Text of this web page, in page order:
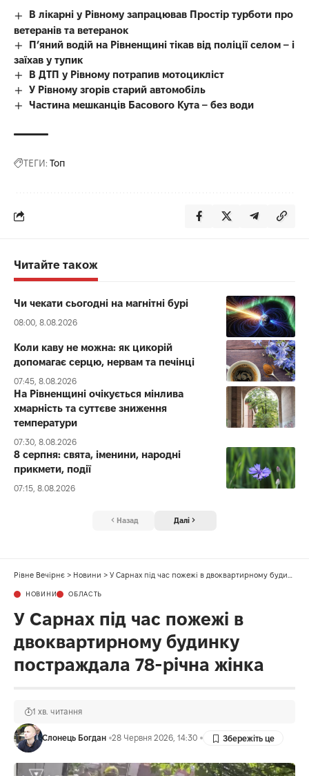
В лікарні у Рівному запрацював Простір турботи про
ветеранів та ветеранок
П’яний водій на Рівненщині тікав від поліції селом – і
заїхав у тупик
В ДТП у Рівному потрапив мотоцикліст
У Рівному згорів старий автомобіль
Частина мешканців Басового Кута – без води
ТЕГИ: Топ
Читайте також
Чи чекати сьогодні на магнітні бурі
08:00, 8.08.2026
Коли каву не можна: як цикорій
допомагає серцю, нервам та печінці
07:45, 8.08.2026
На Рівненщині очікується мінлива
хмарність та суттєве зниження
температури
07:30, 8.08.2026
8 серпня: свята, іменини, народні
прикмети, події
07:15, 8.08.2026
Назад Далі
Рівне Вечірнє > Новини > У Сарнах під час пожежі в двоквартирному будинку постраждала 78-річна жінка
НОВИНИ ОБЛАСТЬ
У Сарнах під час пожежі в
двоквартирному будинку
постраждала 78-річна жінка
Слонець Богдан 28 Червня 2026, 14:30
1 хв. читання